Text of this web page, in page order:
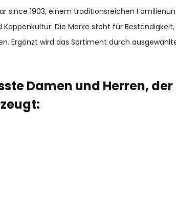
since 1903, einem traditionsreichen
Die Marke steht für
Ergänzt wird das Sortiment durch
Damen und Herren,